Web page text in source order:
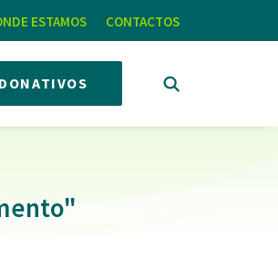
ESTAMOS CONTACTOS
DONATIVOS